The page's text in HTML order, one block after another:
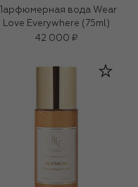
Парфюмерная вода Wear
Love Everywhere (75ml)
42 000 ₽